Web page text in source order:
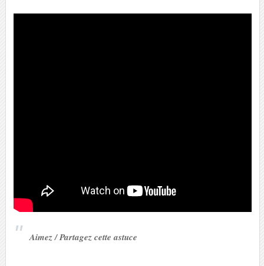
Aimez / Partagez cette astuce